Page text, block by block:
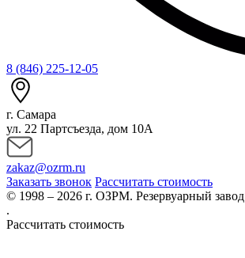
8 (846) 225-12-05
г. Самара
ул. 22 Партсъезда, дом 10А
zakaz@ozrm.ru
Заказать звонок Рассчитать стоимость
© 1998 – 2026 г. ОЗРМ. Резервуарный завод
.
Рассчитать стоимость